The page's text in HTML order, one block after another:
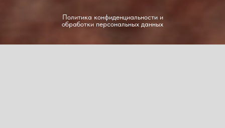
Политика конфиденциальности и
обработки персональных данных